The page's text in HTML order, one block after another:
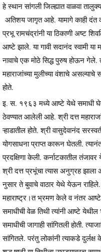
हे स्थान सांगली जिल्ह्यात वाळवा
अतिशय जागृत आहे. यामागे काही दंत
प्रभू रामचंद्रांनी या ठिकाणी अष्ट
आष्टे झाले. या गावी सदानंद स्वामी या
नावाचे एक मोठे सिद्ध पुरुष होऊन
महाराजांच्या मुलीच्या वंशाचे असल्याचे
होते.
इ. स. १९६३ मध्ये आष्टे येथे समाधी
ठेवण्यात आलेली आहे. श्री दत्त
ऱ्हाडातील होते. श्री वासुदेवानंद
योगसाधना प्राप्त कारून घेतली.
प्रदक्षिणा केली. कर्नाटकातील
श्री दत्त प्रभूंचा त्यास अनुग्रह झाला
नुसार ते बुवाचे वाठार येथे येऊन राहिले.
महाराष्ट्र।त भ्रमण केले व नंतर
समाधीची वेळ तिथी त्यांनी आष्टे
समाधीची जागाही सांगितली होती.
सांगितले. परंतु लोकांनी त्याकडे